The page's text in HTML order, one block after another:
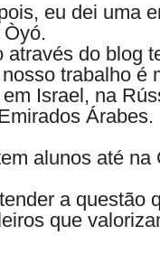
eu dei uma
através do blog
trabalho é
Israel, na
Árabes.
alunos até na
a questão
que